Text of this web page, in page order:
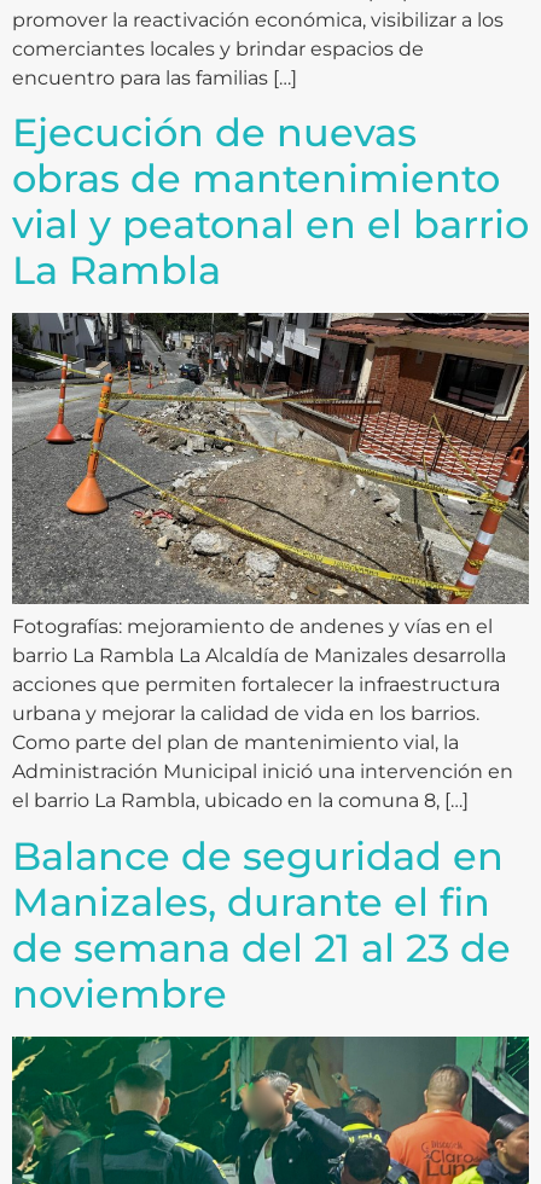
promover la reactivación económica, visibilizar a los
comerciantes locales y brindar espacios de
encuentro para las familias […]
Ejecución de nuevas
obras de mantenimiento
vial y peatonal en el barrio
La Rambla
Fotografías: mejoramiento de andenes y vías en el
barrio La Rambla La Alcaldía de Manizales desarrolla
acciones que permiten fortalecer la infraestructura
urbana y mejorar la calidad de vida en los barrios.
Como parte del plan de mantenimiento vial, la
Administración Municipal inició una intervención en
el barrio La Rambla, ubicado en la comuna 8, […]
Balance de seguridad en
Manizales, durante el fin
de semana del 21 al 23 de
noviembre